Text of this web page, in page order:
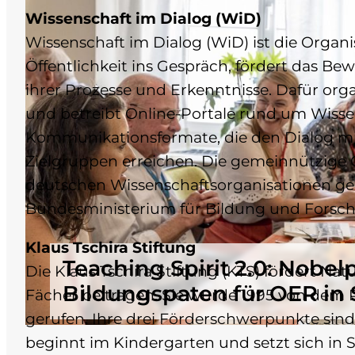
Wissenschaft im Dialog (WiD)
Wissenschaft im Dialog (WiD) ist die
Öffentlichkeit ins Gespräch, fördert das
ihrer Prozesse und Erkenntnisse. Dafür
und betreibt Online-Portale rund um
Kommunikationsformate, die den Dialog
Zielgruppen erreichen. Die
deutschen Wissenschaftsorganisationen
Bundesministerium für Bildung und
Klaus Tschira Stiftung
Die Klaus Tschira Stiftung (KTS) fördert
Fächer beitragen. Sie wurde 1995 von
gerufen. Ihre drei Förderschwerpunkte
beginnt im Kindergarten und setzt sich in
Teaching Spirit 2.0:
Bildungspaten für OER in